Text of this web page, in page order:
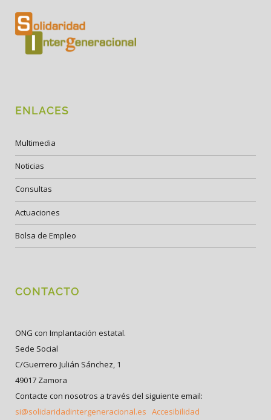
ENLACES
Multimedia
Noticias
Consultas
Actuaciones
Bolsa de Empleo
CONTACTO
ONG con Implantación estatal.
Sede Social
C/Guerrero Julián Sánchez, 1
49017 Zamora
Contacte con nosotros a través del siguiente email:
si@solidaridadintergeneracional.es Accesibilidad